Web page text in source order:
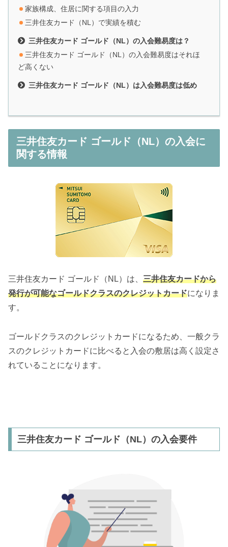
家族構成、住居に関する項目の入力
三井住友カード（NL）で実績を積む
三井住友カード ゴールド（NL）の入会難易度は？
三井住友カード ゴールド（NL）の入会難易度はそれほ
ど高くない
三井住友カード ゴールド（NL）は入会難易度は低め
三井住友カード ゴールド（NL）の入会に
関する情報
三井住友カード ゴールド（NL）は、 三井住友カードから
発行が可能なゴールドクラスのクレジットカードになりま
す。
ゴールドクラスのクレジットカードになるため、一般クラ
スのクレジットカードに比べると入会の敷居は高く設定さ
れていることになります。
三井住友カード ゴールド（NL）の入会要件